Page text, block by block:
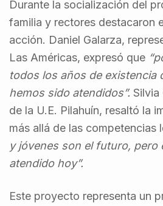
Durante la socialización del
familia y rectores destacaron
acción. Daniel Galarza,
Las Américas, expresó que
todos los años de existencia
hemos sido atendidos”. Silvia
de la U.E. Pilahuín, resaltó la
más allá de las competencias
y jóvenes son el futuro, pero
atendido hoy”.
Este proyecto representa un